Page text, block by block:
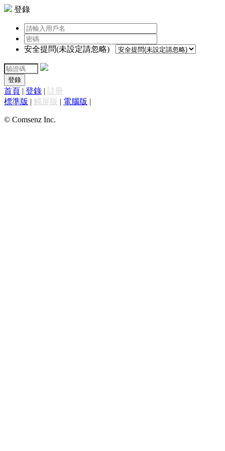
登錄
安全提問(未設定請忽略)
登錄
首頁 | 登錄 | 註冊
標準版 | 觸屏版 | 電腦版 |
© Comsenz Inc.